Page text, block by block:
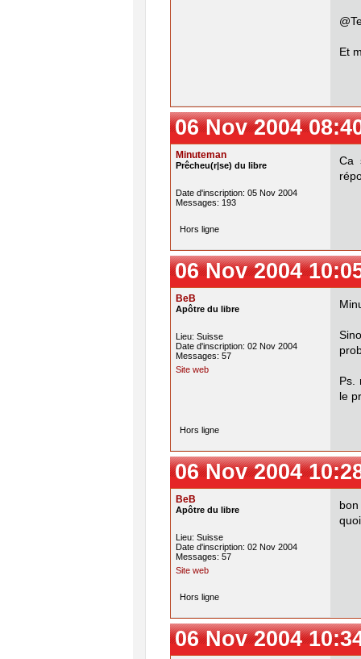
Et
06 Nov 2004
Minuteman
Prêcheu(r|se) du libre
Date d'inscription: 05 Nov 2004
Messages: 193
Ca
Hors ligne
06 Nov 2004
BeB
Apôtre du libre
Lieu: Suisse
Date d'inscription: 02 Nov 2004
Messages: 57
Site web
Ps.
le
Hors ligne
06 Nov 2004
BeB
Apôtre du libre
Lieu: Suisse
Date d'inscription: 02 Nov 2004
Messages: 57
Site web
Hors ligne
06 Nov 2004